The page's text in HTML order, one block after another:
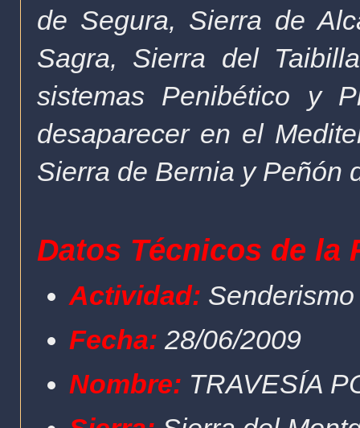
de Segura, Sierra de
Sagra, Sierra del
sistemas Penibético y
desaparecer en el
Sierra de Bernia y Peñón
Datos Técnicos de la
Actividad: Senderismo
Fecha: 28/06/2009
Nombre: TRAVESÍA